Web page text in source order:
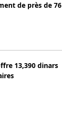
de près de 76
13,390 dinars